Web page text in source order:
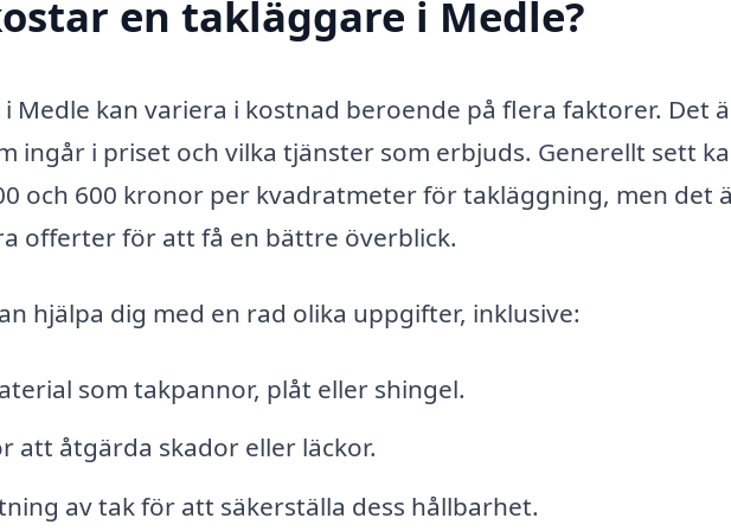
en takläggare i Medle?
Medle kan variera i kostnad beroende på flera faktorer. Det
ingår i priset och vilka tjänster som erbjuds. Generellt sett
och 600 kronor per kvadratmeter för takläggning, men det
offerter för att få en bättre överblick.
hjälpa dig med en rad olika uppgifter, inklusive:
som takpannor, plåt eller shingel.
att åtgärda skador eller läckor.
av tak för att säkerställa dess hållbarhet.